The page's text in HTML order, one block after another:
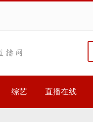
综艺 直播在线